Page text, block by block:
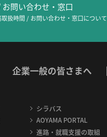
問い合わせ・窓口
扱時間 / お問い合わせ・窓口について
企業一般の皆さまへ
シラバス
AOYAMA PORTAL
進路・就職支援の取組